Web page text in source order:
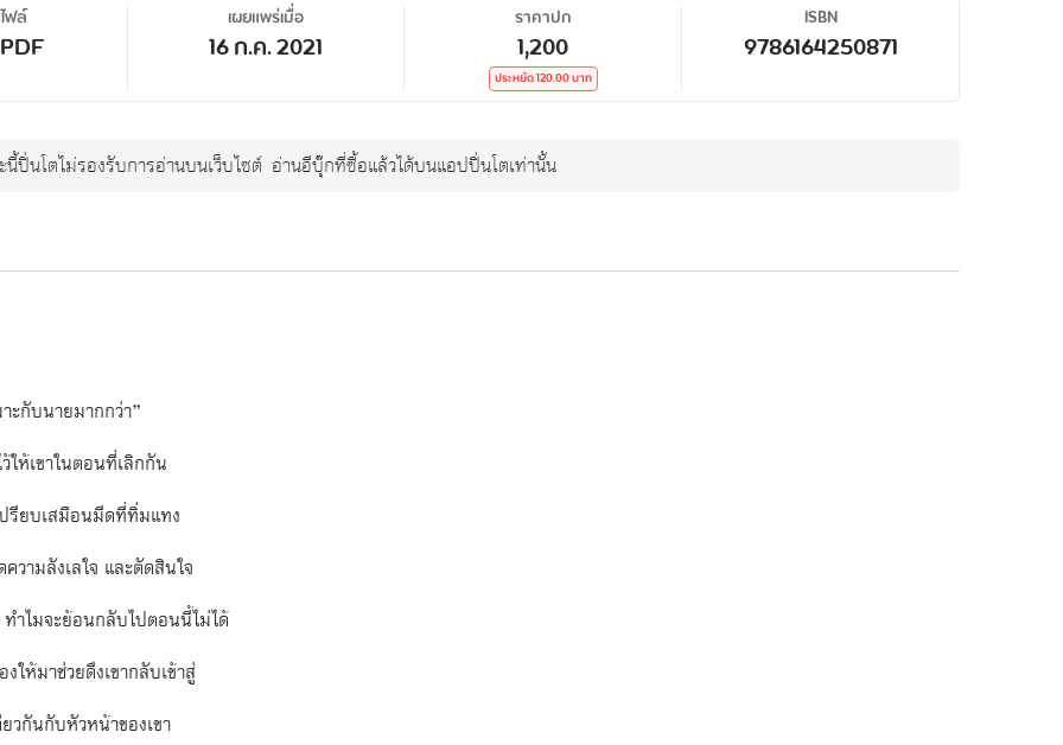
ฟล์ เผยแพร่เมื่อ
16 ก.ค. 2021
ราคาปก
1,200
ประหยัด120.00บาท
ISBN
9786164250871
ปิ่นโตไม่รองรับการอ่านบนเว็บไซต์ อ่านอีบุ๊กที่ซื้อแล้วได้บนแอปปิ่นโตเท่านั้น
ะกับนายมากกว่า”
ห้เขาในตอนที่เลิกกัน
ปรียบเสมือนมีดที่ทิ่มแทง
วามลังเลใจ และตัดสินใจ
ำไมจะย้อนกลับไปตอนนี้ไม่ได้
ให้มาช่วยดึงเขากลับเข้าสู่
วกันกับหัวหน้าของเขา